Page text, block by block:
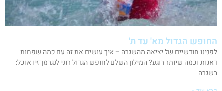
החופש הגדול מא' עד ת'
לפנינו חודשיים של יציאה מהשגרה – איך עושים את זה עם כמה שפחות
דאגות וכמה שיותר רוגע? המילון השלם לחופש הגדול רוני לנגרמן־זיו אוכל:
בשגרה